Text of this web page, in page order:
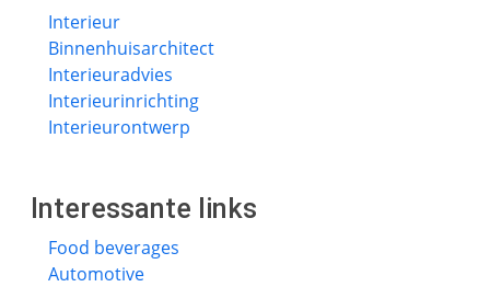
Interieur
Binnenhuisarchitect
Interieuradvies
Interieurinrichting
Interieurontwerp
Interessante links
Food beverages
Automotive